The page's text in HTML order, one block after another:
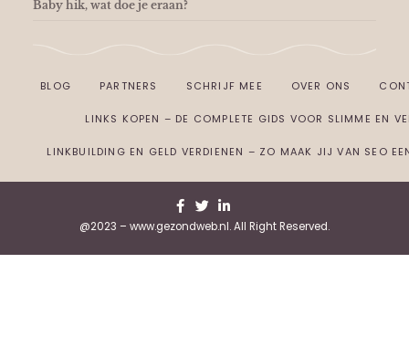
Baby hik, wat doe je eraan?
BLOG PARTNERS SCHRIJF MEE OVER ONS
LINKS KOPEN – DE COMPLETE GIDS VOOR SLIMME EN
LINKBUILDING EN GELD VERDIENEN – ZO MAAK JIJ VAN SEO
@2023 – www.gezondweb.nl. All Right Reserved.